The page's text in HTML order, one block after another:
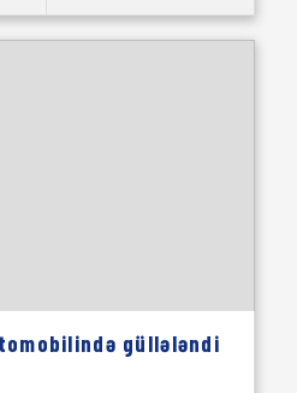
güllələndi